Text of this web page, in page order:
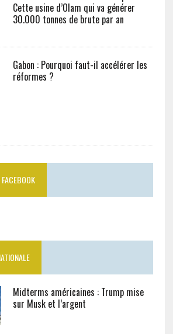
Cette usine d’Olam qui va générer
30.000 tonnes de brute par an
Gabon : Pourquoi faut-il accélérer les
réformes ?
Midterms américaines : Trump mise
sur Musk et l’argent